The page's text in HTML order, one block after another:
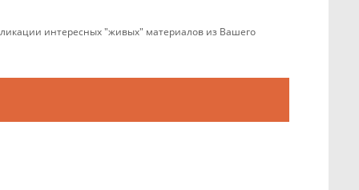
интересных "живых" материалов из Вашего